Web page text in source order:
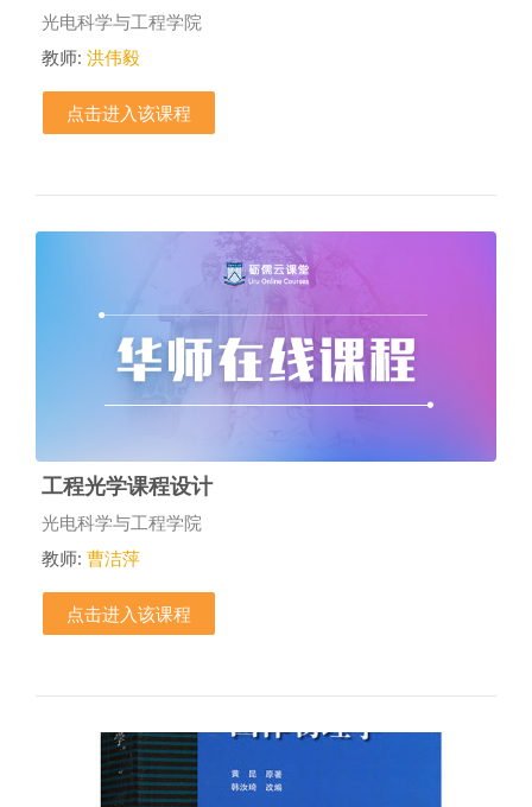
课程类别
光电科学与工程学院
教师: 洪伟毅
点击进入该课程
工程光学课程设计
课程类别
光电科学与工程学院
教师: 曹洁萍
点击进入该课程